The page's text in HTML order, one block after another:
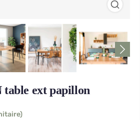
ext papillon